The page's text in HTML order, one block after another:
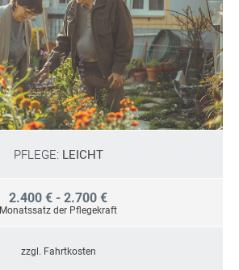
PFLEGE: LEICHT
2.400 € - 2.700 €
Monatssatz der Pflegekraft
zzgl. Fahrtkosten